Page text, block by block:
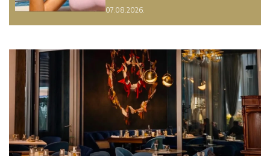
07.08.2026.